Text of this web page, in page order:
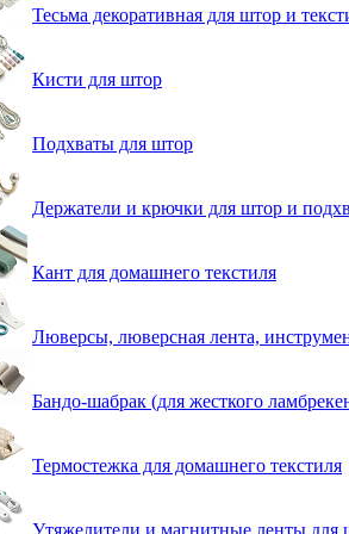
Тесьма декоративная для штор и
Кисти для штор
Подхваты для штор
Держатели и крючки для штор и
Кант для домашнего текстиля
Люверсы, люверсная лента,
Бандо-шабрак (для жесткого
Термостежка для домашнего текстиля
Утяжелители и магнитные ленты для